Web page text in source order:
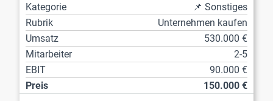
Kategorie
📌 Sonstiges
Rubrik
Unternehmen kaufen
Umsatz
530.000 €
Mitarbeiter
2-5
EBIT
90.000 €
Preis
150.000 €